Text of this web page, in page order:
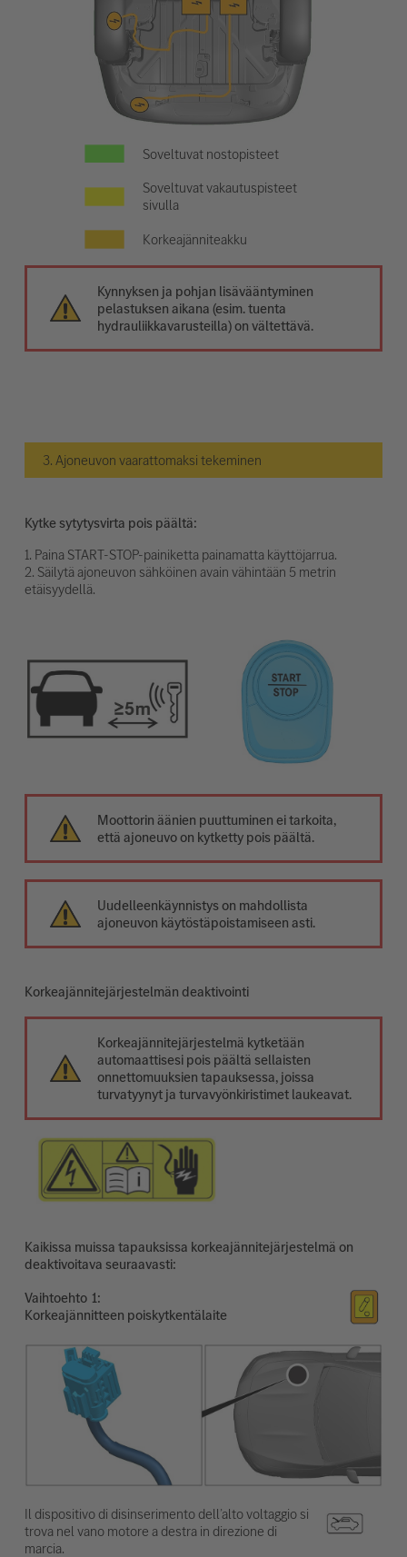
Soveltuvat nostopisteet
Soveltuvat vakautuspisteet
sivulla
Korkeajänniteakku
Kynnyksen ja pohjan lisävääntyminen
pelastuksen aikana (esim. tuenta
hydrauliikkavarusteilla) on vältettävä.
3. Ajoneuvon vaarattomaksi tekeminen
Kytke sytytysvirta pois päältä:
1. Paina START-STOP-painiketta painamatta käyttöjarrua.
2. Säilytä ajoneuvon sähköinen avain vähintään 5 metrin
etäisyydellä.
Moottorin äänien puuttuminen ei tarkoita,
että ajoneuvo on kytketty pois päältä.
Uudelleenkäynnistys on mahdollista
ajoneuvon käytöstäpoistamiseen asti.
Korkeajännitejärjestelmän deaktivointi
Korkeajännitejärjestelmä kytketään
automaattisesi pois päältä sellaisten
onnettomuuksien tapauksessa, joissa
turvatyynyt ja turvavyönkiristimet laukeavat.
Kaikissa muissa tapauksissa korkeajännitejärjestelmä on
deaktivoitava seuraavasti:
Vaihtoehto
Korkeajännitteen poiskytkentälaite
Il dispositivo di disinserimento dell’alto voltaggio si
trova nel vano motore a destra in direzione di
marcia.